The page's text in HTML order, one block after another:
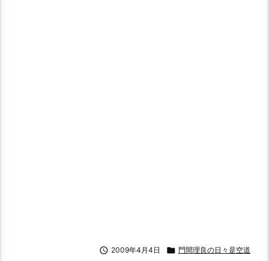
 2009年4月4日  門間理良の日々是空道